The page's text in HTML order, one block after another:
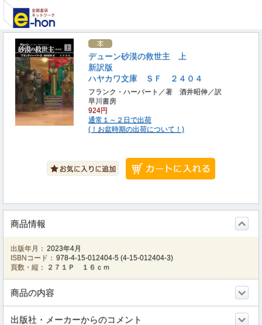
デューン砂漠の救世主 上
新訳版
ハヤカワ文庫 ＳＦ ２４０４
フランク・ハーバート／著 酒井昭伸／訳
早川書房
924円
通常１～２日で出荷
(！お盆時期の出荷について！)
商品情報
出版年月： 2023年4月
ISBNコード： 978-4-15-012404-5 (4-15-012404-3)
頁数・縦：
２７１Ｐ １６ｃｍ
商品の内容
出版社・メーカーからのコメント